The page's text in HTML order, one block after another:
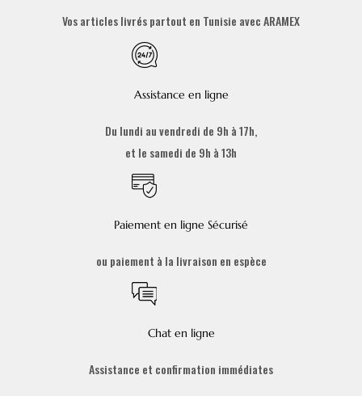
Vos articles livrés partout en Tunisie avec ARAMEX
Assistance en ligne
Du lundi au vendredi de 9h à 17h,
et le samedi de 9h à 13h
Paiement en ligne Sécurisé
ou paiement à la livraison en espèce
Chat en ligne
Assistance et confirmation immédiates